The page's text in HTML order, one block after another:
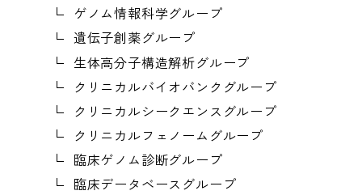
ゲノム情報科学グループ
遺伝子創薬グループ
生体高分子構造解析グループ
クリニカルバイオバンクグループ
クリニカルシークエンスグループ
クリニカルフェノームグループ
臨床ゲノム診断グループ
臨床データベースグループ